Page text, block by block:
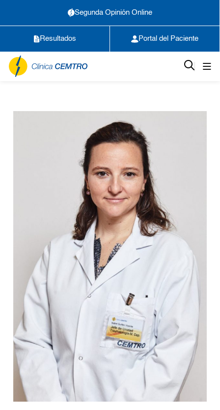
Segunda Opinión Online
Resultados Portal del Paciente